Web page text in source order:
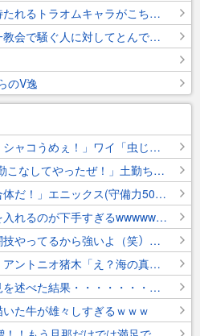
今もなおプレイアブル化を待たれるトラオムキャラがこちら←これすこ
産経新聞さん 国葬中も統一教会で騒ぐ人に対してとんでもない例えを出してしまうｗｗｗｗｗｗｗｗｗｗ
のV逸
人「海老うめぇ！蟹うめぇ！シャコうめぇ！」ワイ「虫じゃん」
倍勤マン「ﾊｯﾋｯﾌｯﾍﾎ-！鬼連勤こなしてやったぜ！」土勤ちゃん「休日出勤の土勤ちゃんもいまーすww」
スクウェア(攻撃力5000)「合体だ！」エニックス(守備力5000)「おう！」
【動画】女さん、ガソリンを入れるのが下手すぎるwwwwwwwww
【画像】女さん「ウチ？格闘技やってるから強いよ（笑）」ｼｭｯｼｭｯ
力道山「お前もう船降りろ」アントニオ猪木「え？海の真ん中ですよ？」力道山「いいから降りろ」
和田アキ子さん 国葬に私見を述べた結果・・・・・・・・・・・
た牛が雄々しすぎるｗｗｗ